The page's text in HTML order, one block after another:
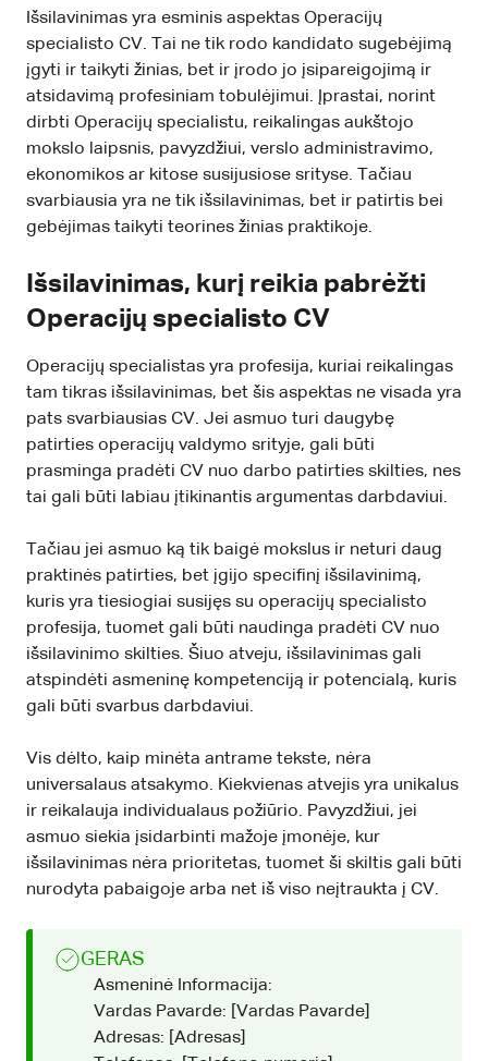
Išsilavinimas yra esminis aspektas Operacijų
specialisto CV. Tai ne tik rodo kandidato sugebėjimą
įgyti ir taikyti žinias, bet ir įrodo jo įsipareigojimą ir
atsidavimą profesiniam tobulėjimui. Įprastai, norint
dirbti Operacijų specialistu, reikalingas aukštojo
mokslo laipsnis, pavyzdžiui, verslo administravimo,
ekonomikos ar kitose susijusiose srityse. Tačiau
svarbiausia yra ne tik išsilavinimas, bet ir patirtis bei
gebėjimas taikyti teorines žinias praktikoje.
Išsilavinimas, kurį reikia pabrėžti
Operacijų specialisto CV
Operacijų specialistas yra profesija, kuriai reikalingas
tam tikras išsilavinimas, bet šis aspektas ne visada yra
pats svarbiausias CV. Jei asmuo turi daugybę
patirties operacijų valdymo srityje, gali būti
prasminga pradėti CV nuo darbo patirties skilties, nes
tai gali būti labiau įtikinantis argumentas darbdaviui.
Tačiau jei asmuo ką tik baigė mokslus ir neturi daug
praktinės patirties, bet įgijo specifinį išsilavinimą,
kuris yra tiesiogiai susijęs su operacijų specialisto
profesija, tuomet gali būti naudinga pradėti CV nuo
išsilavinimo skilties. Šiuo atveju, išsilavinimas gali
atspindėti asmeninę kompetenciją ir potencialą, kuris
gali būti svarbus darbdaviui.
Vis dėlto, kaip minėta antrame tekste, nėra
universalaus atsakymo. Kiekvienas atvejis yra unikalus
ir reikalauja individualaus požiūrio. Pavyzdžiui, jei
asmuo siekia įsidarbinti mažoje įmonėje, kur
išsilavinimas nėra prioritetas, tuomet ši skiltis gali būti
nurodyta pabaigoje arba net iš viso neįtraukta į CV.
GERAS
Asmeninė Informacija:
Vardas Pavarde: [Vardas Pavarde]
Adresas: [Adresas]